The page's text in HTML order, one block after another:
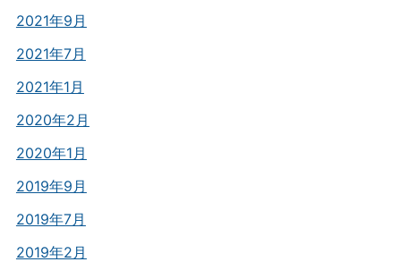
2021年9月
2021年7月
2021年1月
2020年2月
2020年1月
2019年9月
2019年7月
2019年2月